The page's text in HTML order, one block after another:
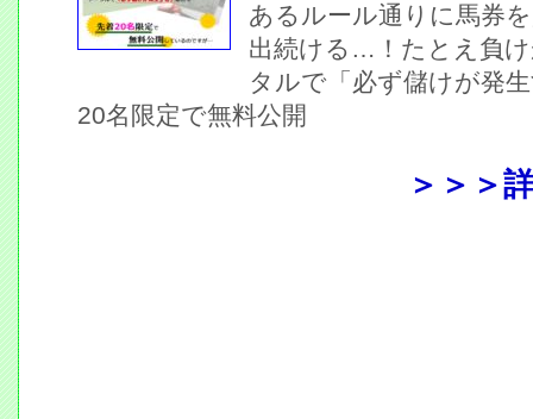
あるルール通りに馬券
出続ける…！たとえ負
タルで「必ず儲けが発
20名限定で無料公開
＞＞＞